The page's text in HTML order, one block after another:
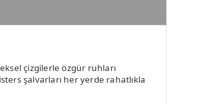
çizgilerle özgür ruhları
şalvarları her yerde rahatlıkla